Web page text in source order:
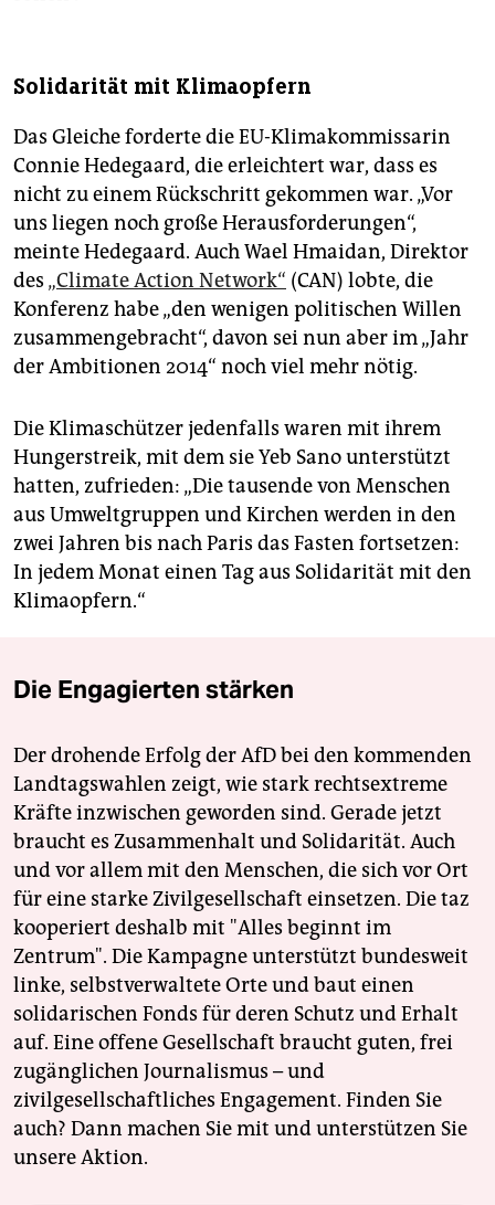
Solidarität mit Klimaopfern
Das Gleiche forderte die EU-Klimakommissarin
Connie Hedegaard, die erleichtert war, dass es
nicht zu einem Rückschritt gekommen war. „Vor
uns liegen noch große Herausforderungen“,
meinte Hedegaard. Auch Wael Hmaidan, Direktor
des „Climate Action Network“ (CAN) lobte, die
Konferenz habe „den wenigen politischen Willen
zusammengebracht“, davon sei nun aber im „Jahr
der Ambitionen 2014“ noch viel mehr nötig.
Die Klimaschützer jedenfalls waren mit ihrem
Hungerstreik, mit dem sie Yeb Sano unterstützt
hatten, zufrieden: „Die tausende von Menschen
aus Umweltgruppen und Kirchen werden in den
zwei Jahren bis nach Paris das Fasten fortsetzen:
In jedem Monat einen Tag aus Solidarität mit den
Klimaopfern.“
Die Engagierten stärken
Der drohende Erfolg der AfD bei den kommenden
Landtagswahlen zeigt, wie stark rechtsextreme
Kräfte inzwischen geworden sind. Gerade jetzt
braucht es Zusammenhalt und Solidarität. Auch
und vor allem mit den Menschen, die sich vor Ort
für eine starke Zivilgesellschaft einsetzen. Die taz
kooperiert deshalb mit "Alles beginnt im
Zentrum". Die Kampagne unterstützt bundesweit
linke, selbstverwaltete Orte und baut einen
solidarischen Fonds für deren Schutz und Erhalt
auf. Eine offene Gesellschaft braucht guten, frei
zugänglichen Journalismus – und
zivilgesellschaftliches Engagement. Finden Sie
auch? Dann machen Sie mit und unterstützen Sie
unsere Aktion.